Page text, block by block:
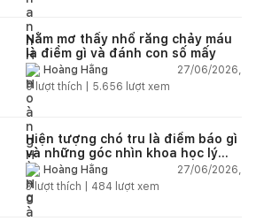
Nằm mơ thấy nhổ răng chảy máu
là điềm gì và đánh con số mấy
Hoàng Hằng
27/06/2026,
0lượt thích | 5.656 lượt xem
Hiện tượng chó tru là điềm báo gì
và những góc nhìn khoa học lý
giảiHoàng Hằng
27/06/2026,
3lượt thích | 484 lượt xem